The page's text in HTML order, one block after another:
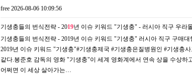
free 2026-08-06 10:09:56
기생충들의 번식전략 - 2019년 이슈 키워드 "기생충" - 러시아 직구 우라
기생충들의 번식전략 - 2019년 이슈 키워드 "기생충" 러시아 직구 구매
2019년 이슈 키워드 "기생충"#기생충제국 #기생충은질병원인 #기생충
같다.봉준호 감독의 영화 "기생충"이 세계 영화계에서 연속 상을 수상
어쩌면 이 세상 살아가는…